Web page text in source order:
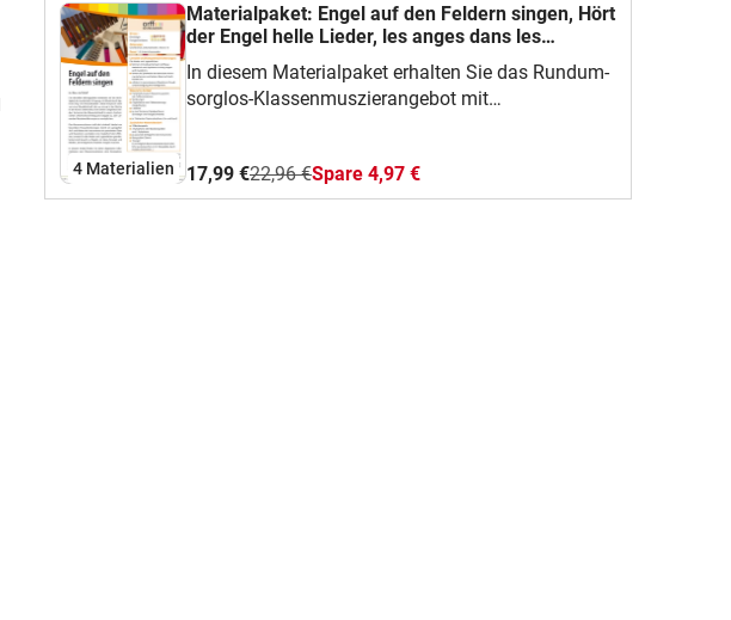
4 Materialien
Materialpaket: Engel auf den Feldern singen, Hört
der Engel helle Lieder, les anges dans les
campagnes - Orff-, Soundbellows-, Ukulele- und
Boomwhackerspielsätze
In diesem Materialpaket erhalten Sie das Rundum-
sorglos-Klassenmuszierangebot mit
17,99 €22,96 €Spare 4,97 €